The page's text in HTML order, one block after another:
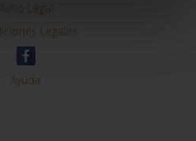
Legal
Legales
Ayuda